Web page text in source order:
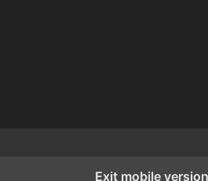
Exit mobile version